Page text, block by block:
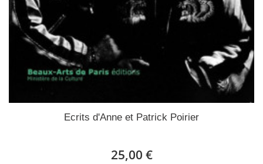
Ecrits d'Anne et Patrick Poirier
25,00 €